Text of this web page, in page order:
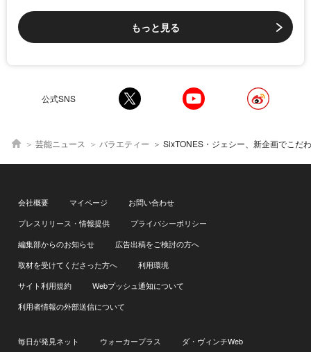
もっと見る
公式SNS
芸能ニュース バラエティー SixTONES・ジェシー、新企画でこだわりが強すぎる“クセ強男子”を熱演！＜オ
会社概要 マイページ
お問い合わせ
プレスリリース・情報提供
プライバシーポリシー
編集部からのお知らせ
広告出稿をご検討の方へ
取材を受けてくださった方へ
利用環境
サイト利用規約
Webプッシュ通知について
利用者情報の外部送信について
毎日が発見ネット ウォーカープラス ダ・ヴィンチWeb